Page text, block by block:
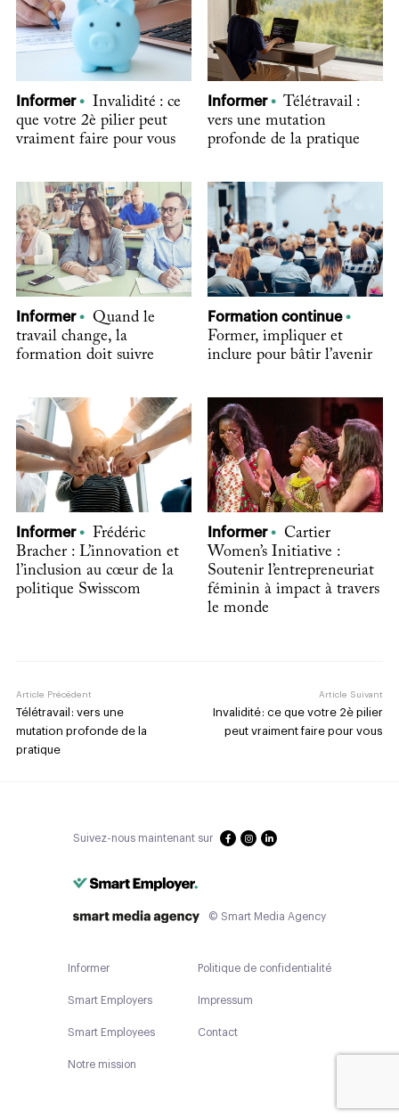
Informer
Invalidité : ce
que votre 2è pilier peut
vraiment faire pour vous
Informer
Télétravail :
vers une mutation
profonde de la pratique
Informer
Quand le
travail change, la
formation doit suivre
Formation continue
Former, impliquer et
inclure pour bâtir l’avenir
Informer
Frédéric
Bracher : L’innovation et
l’inclusion au cœur de la
politique Swisscom
Informer
Cartier
Women’s Initiative :
Soutenir l’entrepreneuriat
féminin à impact à travers
le monde
Article Précédent
Télétravail : vers une
mutation profonde de la
pratique
Article Suivant
Invalidité : ce que votre 2è pilier
peut vraiment faire pour vous
Suivez-nous maintenant sur
© Smart Media Agency
Informer
Smart Employers
Smart Employees
Notre mission
Politique de confidentialité
Impressum
Contact